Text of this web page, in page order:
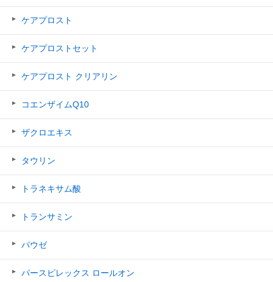
ケアプロスト
ケアプロストセット
ケアプロスト クリアリン
コエンザイムQ10
ザクロエキス
タウリン
トラネキサム酸
トランサミン
パウゼ
パースピレックス ロールオン